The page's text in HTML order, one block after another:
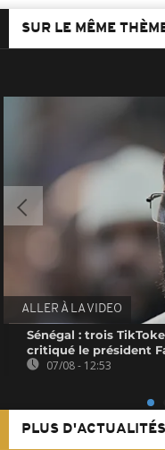
SUR LE MÊME
ALLER À LA VIDEO
Sénégal : trois
critiqué le président
07/08 - 12:53
PLUS D'ACTUALITÉS